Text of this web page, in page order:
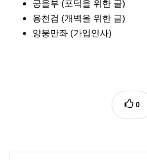
궁을부 (포덕을 위한 글)
용천검 (개벽을 위한 글)
양붕만좌 (가입인사)
0